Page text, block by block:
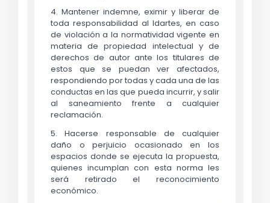
4. Mantener indemne, eximir y liberar de
toda responsabilidad al Idartes, en caso
de violación a la normatividad vigente en
materia de propiedad intelectual y de
derechos de autor ante los titulares de
estos que se puedan ver afectados,
respondiendo por todas y cada una de las
conductas en las que pueda incurrir, y salir
al saneamiento frente a cualquier
reclamación.
5. Hacerse responsable de cualquier
daño o perjuicio ocasionado en los
espacios donde se ejecuta la propuesta,
quienes incumplan con esta norma les
será retirado el reconocimiento
económico.